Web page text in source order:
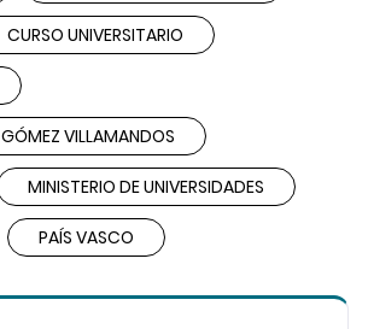
CURSO UNIVERSITARIO
VILLAMANDOS
MINISTERIO DE UNIVERSIDADES
PAÍS VASCO